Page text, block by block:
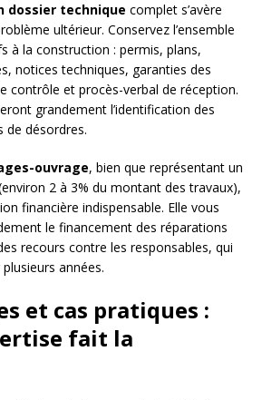
dossier technique complet s’avère
ultérieur. Conservez l’ensemble
à la construction : permis, plans,
notices techniques, garanties des
contrôle et procès-verbal de réception.
grandement l’identification des
de désordres.
ouvrage, bien que représentant un
2 à 3% du montant des travaux),
financière indispensable. Elle vous
le financement des réparations
recours contre les responsables, qui
années.
et cas pratiques :
fait la